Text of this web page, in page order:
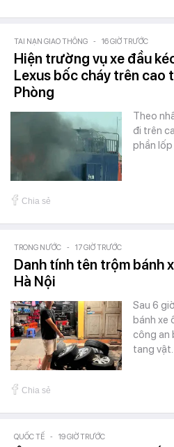
TAI NẠN GIAO THÔNG - 16 GIỜ TRƯỚC
Hiện trường vụ xe đầu
Lexus bốc cháy trên cao
Phòng
Theo
đi trên
phần lốp
Chia sẻ
TRONG NƯỚC - 17 GIỜ TRƯỚC
Danh tính tên trộm bánh
Hà Nội
Sau 6
bánh xe
công an
tang vật.
Chia sẻ
QUỐC TẾ - 19 GIỜ TRƯỚC